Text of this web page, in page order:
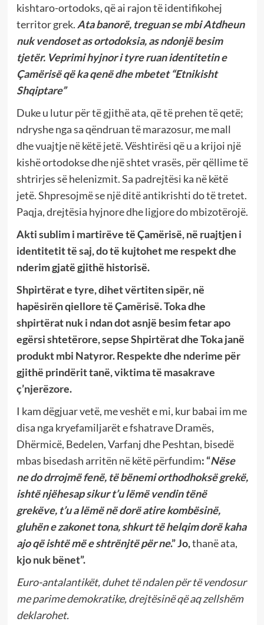
kishtaro-ortodoks, që ai rajon të identifikohej
territor grek.Ata banorë, treguan se mbi Atdheun
nuk vendoset as ortodoksia, as ndonjë besim
tjetër. Veprimi hyjnor i tyre ruan identitetin e
Çamërisë që ka qenë dhe mbetet “Etnikisht
Shqiptare”
Duke u lutur për të gjithë ata, që të prehen të qetë;
ndryshe nga sa qëndruan të marazosur, me mall
dhe vuajtje në këtë jetë. Vështirësi që u a krijoi një
kishë ortodokse dhe një shtet vrasës, për qëllime të
shtrirjes së helenizmit. Sa padrejtësi ka në këtë
jetë. Shpresojmë se një ditë antikrishti do të tretet.
Paqja, drejtësia hyjnore dhe ligjore do mbizotërojë.
Akti sublim i martirëve të Çamërisë, në ruajtjen i
identitetit të saj, do të kujtohet me respekt dhe
nderim gjatë gjithë historisë.
Shpirtërat e tyre, dihet vërtiten sipër, në
hapësirën qiellore të Çamërisë. Toka dhe
shpirtërat nuk i ndan dot asnjë besim fetar apo
egërsi shtetërore, sepse Shpirtërat dhe Toka janë
produkt mbi Natyror. Respekte dhe nderime për
gjithë prindërit tanë, viktima të masakrave
ç’njerëzore.
I kam dëgjuar vetë, me veshët e mi, kur babai im me
disa nga kryefamiljarët e fshatrave Dramës,
Dhërmicë, Bedelen, Varfanj dhe Peshtan, bisedë
mbas bisedash arritën në këtë përfundim: “Nëse
ne do drrojmë fenë, të bënemi orthodhoksë grekë,
ishtë njëhesap sikur t’u lëmë vendin tënë
grekëve, t’u a lëmë në dorë atire kombësinë,
gluhën e zakonet tona, shkurt të helqim dorë kaha
ajo që ishtë më e shtrënjtë për ne.” Jo,thanë ata,
kjo nuk bënet”.
Euro-antalantikët, duhet të ndalen për të vendosur
me parime demokratike, drejtësinë që aq zellshëm
deklarohet.